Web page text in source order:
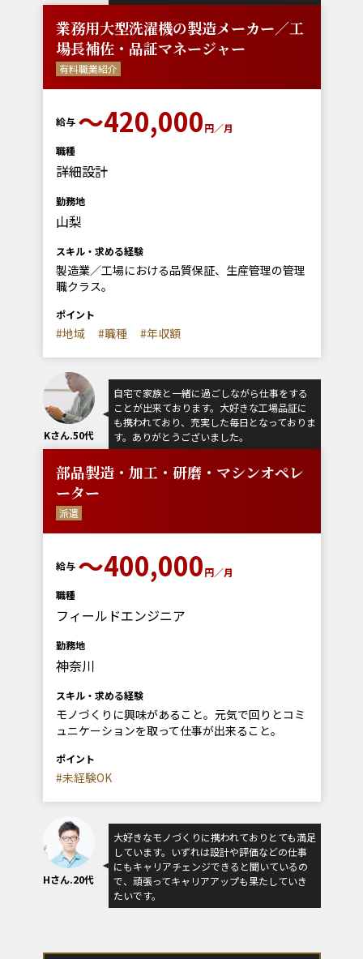
業務用大型洗濯機の製造メーカー／工
場長補佐・品証マネージャー
有料職業紹介
給与 〜420,000円／月
職種
詳細設計
勤務地
山梨
スキル・求める経験
製造業／工場における品質保証、生産管理の管理
職クラス。
ポイント
#地域 #職種 #年収額
Kさん.50代
自宅で家族と一緒に過ごしながら仕事をする
ことが出来ております。大好きな工場品証に
も携われており、充実した毎日となっておりま
す。ありがとうございました。
部品製造・加工・研磨・マシンオペレ
ーター
派遣
給与 〜400,000円／月
職種
フィールドエンジニア
勤務地
神奈川
スキル・求める経験
モノづくりに興味があること。元気で回りとコミ
ュニケーションを取って仕事が出来ること。
ポイント
#未経験OK
Hさん.20代
大好きなモノづくりに携われておりとても満足
しています。いずれは設計や評価などの仕事
にもキャリアチェンジできると聞いているの
で、頑張ってキャリアアップも果たしていき
たいです。